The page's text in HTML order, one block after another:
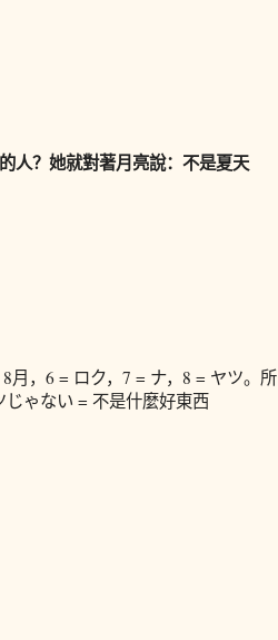
人？她就對著月亮說：不是夏天
月，6 = ロク，7 = ナ，8 = ヤツ。所
ゃない = 不是什麼好東西